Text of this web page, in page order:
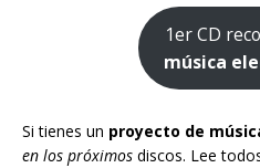
1er CD
música
Si tienes un proyecto de
en los próximos discos. Lee